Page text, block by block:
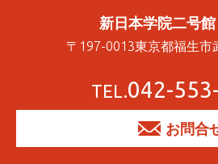
新日本学院二号館
〒197-0013東京都福生市
TEL.042-
お問合